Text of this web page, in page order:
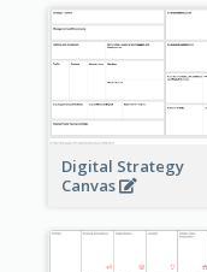
Digital Strategy
Canvas